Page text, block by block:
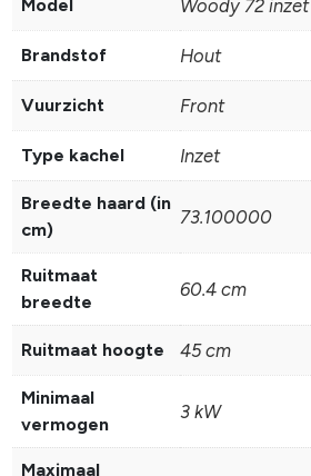
Model Woody 72 inzet
Brandstof Hout
Vuurzicht Front
Type kachel Inzet
Breedte haard (in
cm)
73.100000
Ruitmaat
breedte
60.4 cm
Ruitmaat hoogte 45 cm
Minimaal
vermogen
3 kW
Maximaal